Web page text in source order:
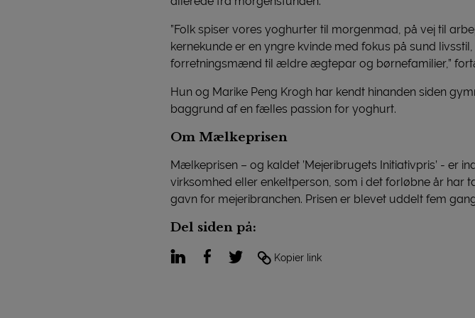
”Folk spiser vores yoghurter til morgenmad, på vej til
kernekunde er en yngre kvinde med fokus på sund
forretningsmænd til ældre ægtepar og børnefamilier,”
Hun og Marike Peng Krogh har kendt hinanden siden
baggrund af en fælles passion for yoghurt.
Om Mælkeprisen
Mælkeprisen – og kaldet ’Mejeribrugets Initiativpris’ - er
virksomhed eller enkeltperson, som i det forløbne år
gavn for mejeribranchen. Prisen er blevet uddelt fem
Del siden på:
LinkedInFacebook
TwitterKopier link